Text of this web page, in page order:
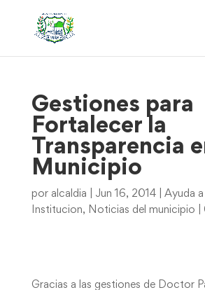
Gestiones para
Fortalecer la
Transparencia
Municipio
por alcaldia Jun 16, 2014| Ayuda
Institucion, Noticias del municipio
Gracias a las gestiones de Doctor